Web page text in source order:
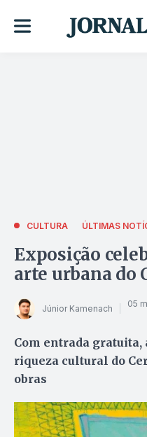
CULTURA ÚLTIMAS
Exposição
arte urbana do
Júnior Kamenach 05
Com entrada gratuita,
riqueza cultural do
obras